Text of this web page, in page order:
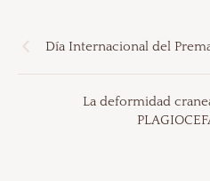
Día Internacional del
La deformidad